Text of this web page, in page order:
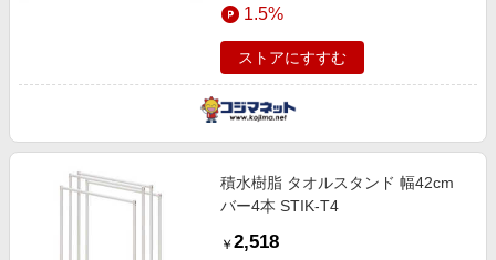
1.5%
ストアにすすむ
積水樹脂 タオルスタンド 幅42cm
バー4本 STIK-T4
￥ 2,518